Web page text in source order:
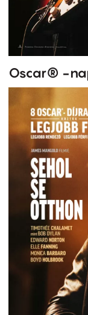
Oscar® -